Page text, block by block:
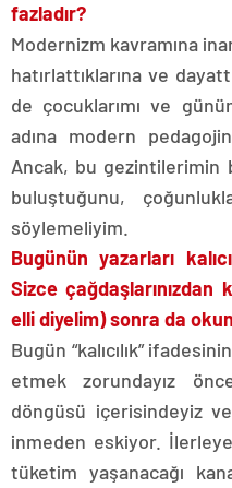
fazladır?
Modernizm kavramına
hatırlattıklarına ve
de çocuklarımı ve
adına modern
Ancak, bu gezintilerimin
buluştuğunu,
söylemeliyim.
Bugünün yazarları
Sizce
elli diyelim) sonra da
Bugün “kalıcılık”
etmek zorundayız
döngüsü içerisindeyiz
inmeden eskiyor.
tüketim yaşanacağı